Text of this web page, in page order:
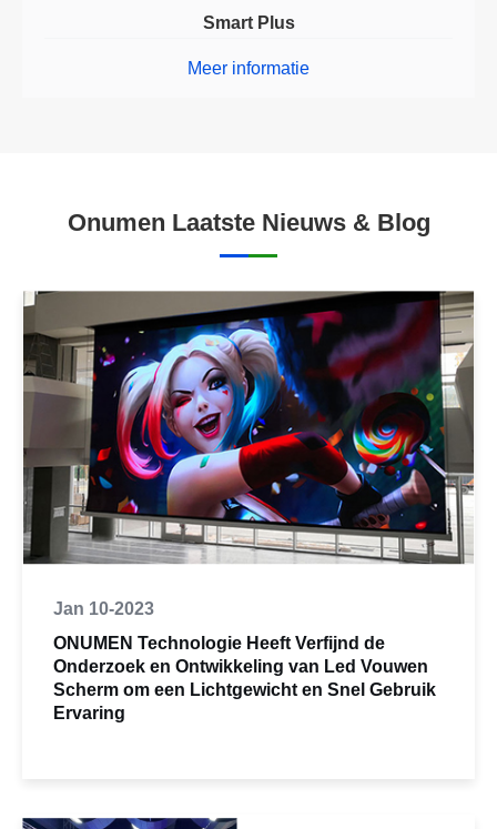
Smart Plus
Meer informatie
Onumen Laatste Nieuws & Blog
Jan 10-2023
ONUMEN Technologie Heeft Verfijnd de
Onderzoek en Ontwikkeling van Led Vouwen
Scherm om een Lichtgewicht en Snel Gebruik
Ervaring